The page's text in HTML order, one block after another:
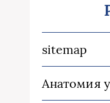
sitemap
Анатомия